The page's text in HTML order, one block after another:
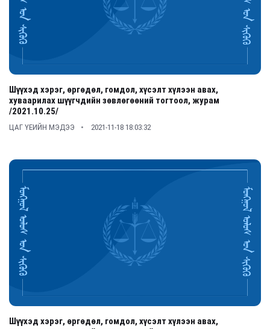
Шүүхэд хэрэг, өргөдөл, гомдол, хүсэлт хүлээн авах,
хуваарилах шүүгчдийн зөвлөгөөний тогтоол, журам
/2021.10.25/
ЦАГ ҮЕИЙН МЭДЭЭ 2021-11-18 18:03:32
Шүүхэд хэрэг, өргөдөл, гомдол, хүсэлт хүлээн авах,